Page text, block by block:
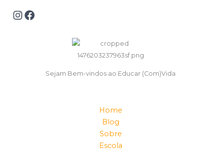
Sejam Bem-vindos ao Educar (Com)Vida
Home
Blog
Sobre
Escola